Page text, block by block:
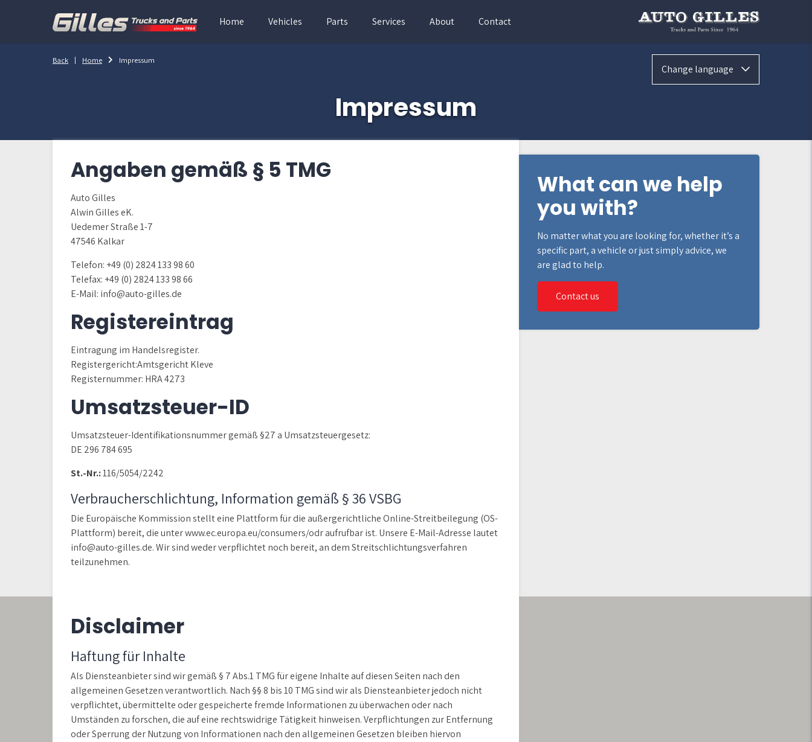
Home Vehicles Parts Services About Contact
Change language
Back Home Impressum
Impressum
Angaben gemäß § 5 TMG
Auto Gilles
Alwin Gilles eK.
Uedemer Straße 1-7
47546 Kalkar
Telefon: +49 (0) 2824 133 98 60
Telefax: +49 (0) 2824 133 98 66
E-Mail: info@auto-gilles.de
Registereintrag
Eintragung im Handelsregister.
Registergericht:Amtsgericht Kleve
Registernummer: HRA 4273
Umsatzsteuer-ID
Umsatzsteuer-Identifikationsnummer gemäß §27 a Umsatzsteuergesetz:
DE 296 784 695
St.-Nr.:116/5054/2242
Verbraucherschlichtung, Information gemäß § 36 VSBG
Die Europäische Kommission stellt eine Plattform für die außergerichtliche Online-Streitbeilegung (OS-
Plattform) bereit, die unter www.ec.europa.eu/consumers/odr aufrufbar ist. Unsere E-Mail-Adresse lautet
info@auto-gilles.de. Wir sind weder verpflichtet noch bereit, an dem Streitschlichtungsverfahren
teilzunehmen.
What can we help
you with?
No matter what you are looking for, whether it’s a
specific part, a vehicle or just simply advice, we
are glad to help.
Contact us
Disclaimer
Haftung für Inhalte
Als Diensteanbieter sind wir gemäß § 7 Abs.1 TMG für eigene Inhalte auf diesen Seiten nach den
allgemeinen Gesetzen verantwortlich. Nach §§ 8 bis 10 TMG sind wir als Diensteanbieter jedoch nicht
verpflichtet, übermittelte oder gespeicherte fremde Informationen zu überwachen oder nach
Umständen zu forschen, die auf eine rechtswidrige Tätigkeit hinweisen. Verpflichtungen zur Entfernung
oder Sperrung der Nutzung von Informationen nach den allgemeinen Gesetzen bleiben hiervon